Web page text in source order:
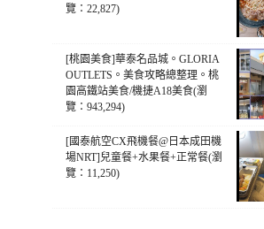
覽：22,827)
[桃園美食]華泰名品城。GLORIA
OUTLETS。美食攻略總整理。桃
園高鐵站美食/機捷A18美食(瀏
覽：943,294)
[國泰航空CX飛機餐@日本成田機
場NRT]兒童餐+水果餐+正常餐(瀏
覽：11,250)